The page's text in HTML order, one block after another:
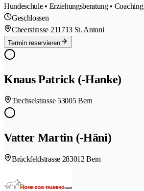
Hundeschule • Erziehungsberatung • Coaching
Geschlossen
Cheerstrasse 211713 St. Antoni
Termin reservieren
Knaus Patrick (-Hanke)
Trechselstrasse 53005 Bern
Vatter Martin (-Häni)
Brückfeldstrasse 283012 Bern